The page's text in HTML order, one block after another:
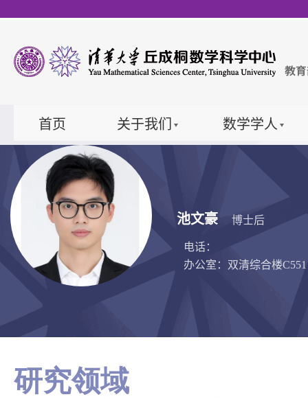
首页 关于我们 数学学人
池文豪 博士后
电话：
办公室：双清综合楼C551
研究领域